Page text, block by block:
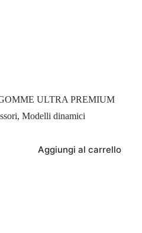
ULTRA PREMIUM
,Modelli dinamici
Aggiungi al carrello